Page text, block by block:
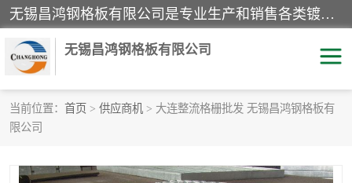
无锡昌鸿钢格板有限公司是专业生产和销售各类镀锌钢格板、镀锌钢格栅、不锈钢钢格及其相关产品的现代化企业。公司产品广泛运用于石油、化工、港口、电力、运输、造纸、医药、钢铁、食品、市政、房地产、制造业等各个领域。
无锡昌鸿钢格板有限公司
当前位置： 首页 > 供应商机 > 大连整流格栅批发 无锡昌鸿钢格板有
限公司
镀锌钢格板
踏步板 水沟盖板